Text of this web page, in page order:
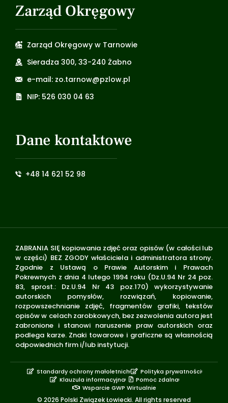
Zarząd Okręgowy
Zarząd Okręgowy w Tarnowie
Sieradza 300, 33-240 Żabno
e-mail: zo.tarnow@pzlow.pl
NIP: 526 030 04 63
Dane kontaktowe
+48 14 621 52 98
ZABRANIA SIĘ kopiowania zdjęć oraz opisów (w całości lub
w części) BEZ ZGODY właściciela i administratora strony.
Zgodnie z Ustawą o Prawie Autorskim i Prawach
Pokrewnych z dnia 4 lutego 1994 roku (Dz.U.94 Nr 24 poz.
83, sprost.: Dz.U.94 Nr 43 poz.170) wykorzystywanie
autorskich pomysłów, rozwiązań, kopiowanie,
rozpowszechnianie zdjęć, fragmentów grafiki, tekstów
opisów w celach zarobkowych, bez zezwolenia autora jest
zabronione i stanowi naruszenie praw autorskich oraz
podlega karze. Znaki towarowe i graficzne są własnością
odpowiednich firm i/lub instytucji.
© 2026 Polski Związek Łowiecki. All rights reserved
Standardy ochrony małoletnich
Polityka prywatności
Klauzula informacyjna
Pomoc zdalna
Wsparcie GWP Wirtualnie